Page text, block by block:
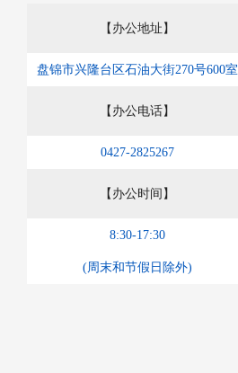
【办公地址】
盘锦市兴隆台区石油大街270号600室
【办公电话】
0427-2825267
【办公时间】
8:30-17:30
(周末和节假日除外)